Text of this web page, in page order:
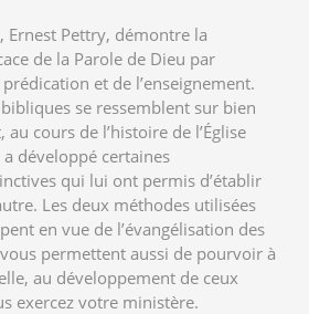
Ernest Pettry, démontre la
de la Parole de Dieu par
et de l’enseignement.
se ressemblent sur bien
cours de l’histoire de l’Église
développé certaines
qui lui ont permis d’établir
Les deux méthodes utilisées
en vue de l’évangélisation des
permettent aussi de pourvoir à
au développement de ceux
exercez votre ministère.